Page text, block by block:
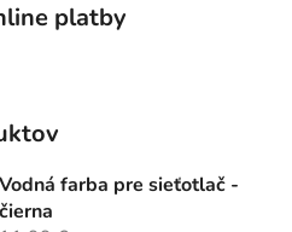
platby
Vodná farba pre sieťotlač -
čierna